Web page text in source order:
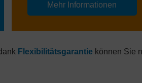
Mehr Informationen
Flexibilitätsgarantie können Sie